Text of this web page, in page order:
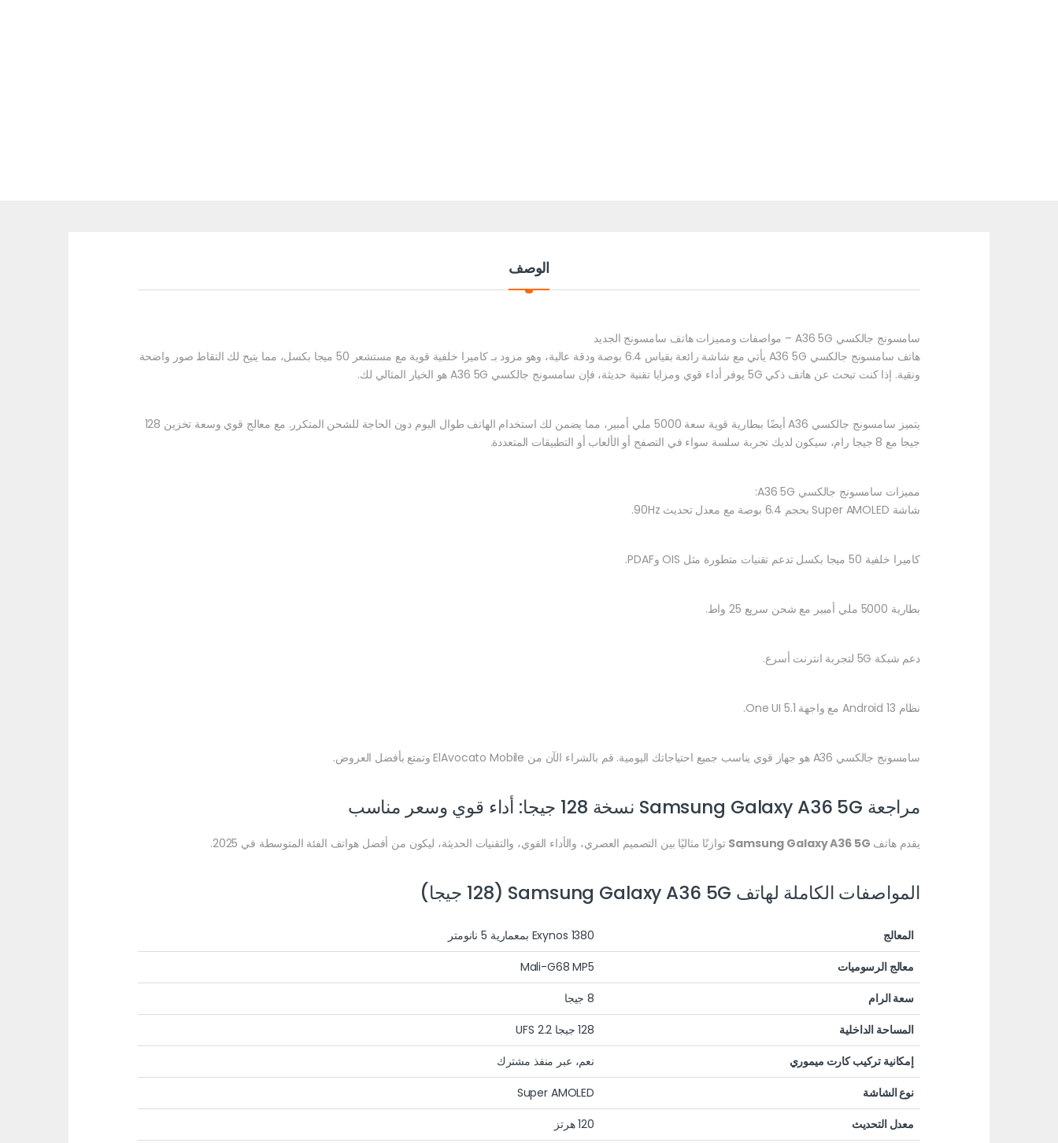
الوصف
سامسونج جالكسي A36 5G – مواصفات ومميزات هاتف سامسونج الجديد
هاتف سامسونج جالكسي A36 5G يأتي مع شاشة رائعة بقياس 6.4 بوصة ودقة عالية، وهو مزود بـ كاميرا خلفية قوية مع مستشعر 50 ميجا بكسل، مما يتيح لك التقاط صور واضحة
ونقية. إذا كنت تبحث عن هاتف ذكي 5G يوفر أداء قوي ومزايا تقنية حديثة، فإن سامسونج جالكسي A36 5G هو الخيار المثالي لك.
يتميز سامسونج جالكسي A36 أيضًا ببطارية قوية سعة 5000 ملي أمبير، مما يضمن لك استخدام الهاتف طوال اليوم دون الحاجة للشحن المتكرر. مع معالج قوي وسعة تخزين 128
جيجا مع 8 جيجا رام، سيكون لديك تجربة سلسة سواء في التصفح أو الألعاب أو التطبيقات المتعددة.
مميزات سامسونج جالكسي A36 5G:
شاشة Super AMOLED بحجم 6.4 بوصة مع معدل تحديث 90Hz.
كاميرا خلفية 50 ميجا بكسل تدعم تقنيات متطورة مثل OIS وPDAF.
بطارية 5000 ملي أمبير مع شحن سريع 25 واط.
دعم شبكة 5G لتجربة انترنت أسرع.
نظام Android 13 مع واجهة One UI 5.1.
سامسونج جالكسي A36 هو جهاز قوي يناسب جميع احتياجاتك اليومية. قم بالشراء الآن من ElAvocato Mobile وتمتع بأفضل العروض.
مراجعة Samsung Galaxy A36 5G نسخة 128 جيجا: أداء قوي وسعر مناسب
يقدم هاتف Samsung Galaxy A36 5G توازنًا مثاليًا بين التصميم العصري، والأداء القوي، والتقنيات الحديثة، ليكون من أفضل هواتف الفئة المتوسطة في 2025.
المواصفات الكاملة لهاتف Samsung Galaxy A36 5G (128 جيجا)
المعالج
Exynos 1380 بمعمارية 5 نانومتر
معالج الرسوميات
Mali-G68 MP5
سعة الرام
8 جيجا
المساحة الداخلية
128 جيجا UFS 2.2
إمكانية تركيب كارت ميموري
نعم، عبر منفذ مشترك
نوع الشاشة
Super AMOLED
معدل التحديث
120 هرتز